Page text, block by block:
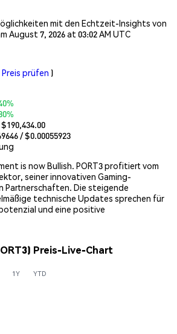
mit den Echtzeit-Insights von
August 7, 2026 at 03:02 AM UTC
prüfen )
$190,434.00
/ $0.00055923
is now Bullish. PORT3 profitiert vom
seiner innovativen Gaming-
Partnerschaften. Die steigende
technische Updates sprechen für
und eine positive
Preis-Live-Chart
1Y YTD